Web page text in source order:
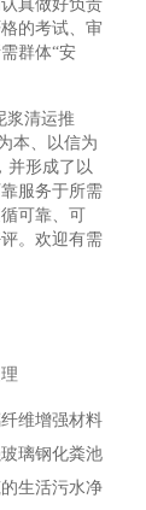
真做好负责
的考试、审
群体“安
浆清运推
本、以信为
并形成了以
服务于所需
可靠、可
。欢迎有需
维增强材料
璃钢化粪池
生活污水净